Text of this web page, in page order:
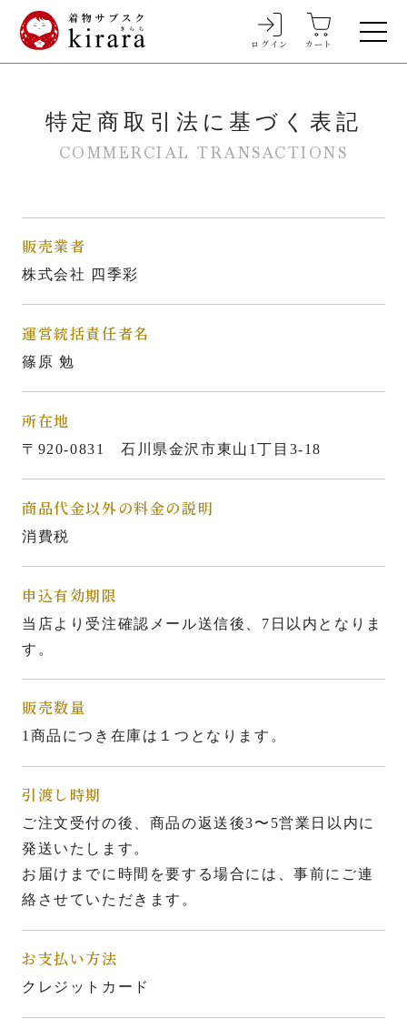
ログイン カート
特定商取引法 に基づく表記
COMMERCIAL TRANSACTIONS
販売業者
株式会社 四季彩
運営統括責任者名
篠原 勉
所在地
〒920-0831 石川県金沢市東山1丁目3-18
商品代金以外の料金の説明
消費税
申込有効期限
当店より受注確認メール送信後、7日以内となりま
す。
販売数量
1商品につき在庫は１つとなります。
引渡し時期
ご注文受付の後、商品の返送後3〜5営業日以内に
発送いたします。
お届けまでに時間を要する場合には、事前にご連
絡させていただきます。
お支払い方法
クレジットカード